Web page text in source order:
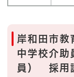
岸和田市
中学校介助
員） 採用